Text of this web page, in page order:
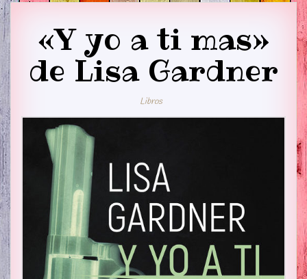
«Y yo a ti mas»
de Lisa Gardner
Libros